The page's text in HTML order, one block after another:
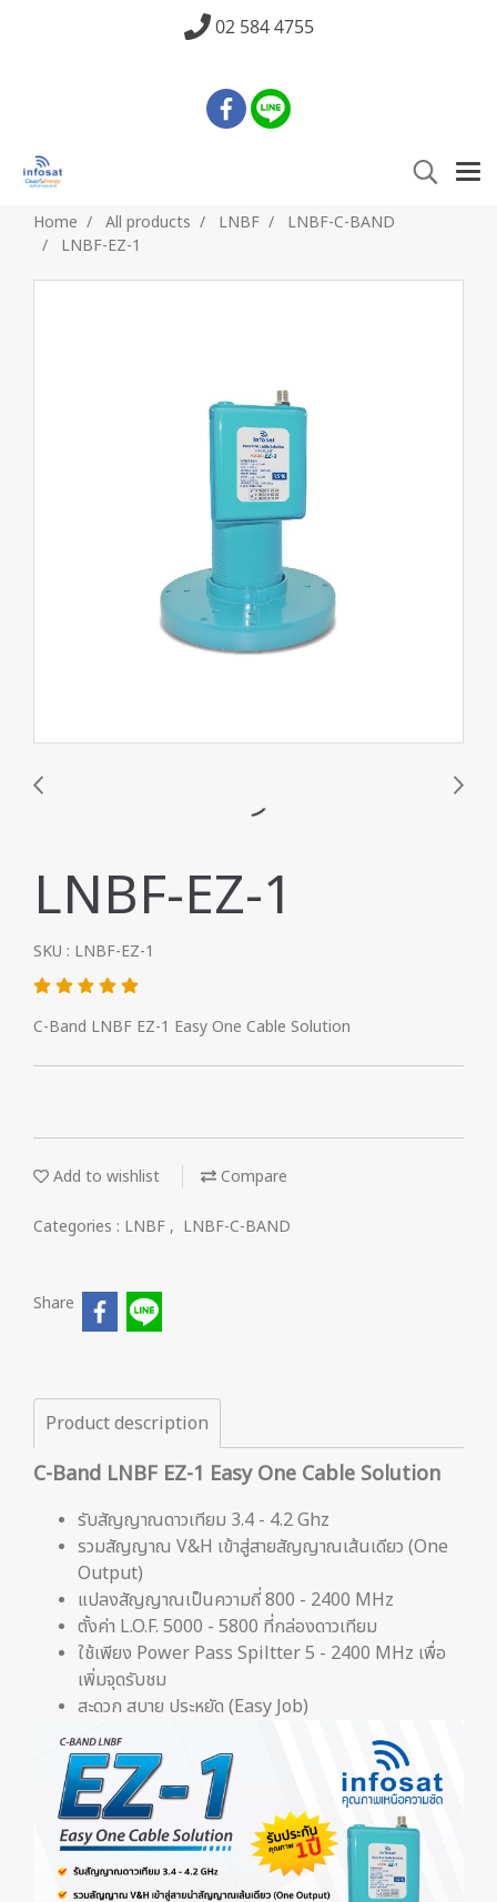
02 584 4755
Home All products LNBF
LNBF-C-BAND
LNBF-EZ-1
LNBF-EZ-1
SKU : LNBF-EZ-1
C-Band LNBF EZ-1 Easy One Cable Solution
Add to wishlist Compare
Categories : LNBF , LNBF-C-BAND
Share
Product description
C-Band LNBF EZ-1 Easy One Cable Solution
รับสัญญาณดาวเทียม 3.4 - 4.2 Ghz
รวมสัญญาณ V&H เข้าสู่สายสัญญาณเส้นเดียว (One
Output)
แปลงสัญญาณเป็นความถี่ 800 - 2400 MHz
ตั้งค่า L.O.F. 5000 - 5800 ที่กล่องดาวเทียม
ใช้เพียง Power Pass Spiltter 5 - 2400 MHz เพื่อ
เพิ่มจุดรับชม
สะดวก สบาย ประหยัด (Easy Job)